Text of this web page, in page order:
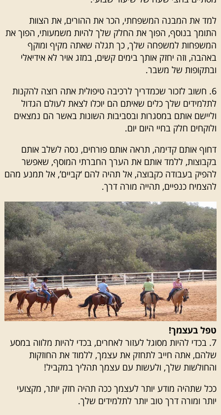
למד את המבנה המשפחתי, הכר את ההורים, את הצוות
התומך בנוסף, הפוך את החלק שלך להיות משמעותי, הפוך את
המשפחות למשפחה שלך, כך תגלה שאתה מקיף ומוקף
באהבה, וזה יחזק אותך בימים קשים, במזג אויר לא אידיאלי
ובתקופות של משבר.
6. חשוב לזכור שכמדריך לרכיבה טיפולית אתה רוצה להקנות
לתלמידים שלך כלים שאיתם הם יוכלו לצאת לעולם הגדול
וליישם אותם במסגרות ובסביבות השונות באשר הם נמצאים
ולוקחים חלק בחיי היום יום.
דחוף אותם קדימה, תראה אותם פורחים, נסה לשלב אותם
בקבוצות, ללמד אותם את הערך החברתי המוסף, שאפשר
להפיק בעבודה כקבוצה, אל תהיה להם ‘קביים’, אל תמנע מהם
להצמיח כנפיים, תהייה מורה דרך.
טפל בעצמך!
7. בכדי להיות מסוגל לעזור לאחרים, בכדי להיות מלווה במסע
שלהם, אתה חייב לתחזק את עצמך, ללמוד את החוזקות
והחולשות שלך, ולעשות עם עצמך תהליך במקביל!
ככל שתהיה מודע יותר לעצמך ככה תהיה חזק יותר, מקצועי
יותר ומורה דרך טוב יותר לתלמידים שלך.